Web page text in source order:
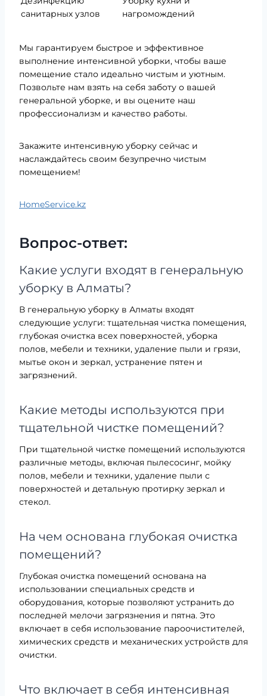
санитарных узлов
нагромождений
Мы гарантируем быстрое и эффективное
выполнение интенсивной уборки, чтобы ваше
помещение стало идеально чистым и уютным.
Позвольте нам взять на себя заботу о вашей
генеральной уборке, и вы оцените наш
профессионализм и качество работы.
Закажите интенсивную уборку сейчас и
наслаждайтесь своим безупречно чистым
помещением!
HomeService.kz
Вопрос-ответ:
Какие услуги входят в генеральную
уборку в Алматы?
В генеральную уборку в Алматы входят
следующие услуги: тщательная чистка помещения,
глубокая очистка всех поверхностей, уборка
полов, мебели и техники, удаление пыли и грязи,
мытье окон и зеркал, устранение пятен и
загрязнений.
Какие методы используются при
тщательной чистке помещений?
При тщательной чистке помещений используются
различные методы, включая пылесосинг, мойку
полов, мебели и техники, удаление пыли с
поверхностей и детальную протирку зеркал и
стекол.
На чем основана глубокая очистка
помещений?
Глубокая очистка помещений основана на
использовании специальных средств и
оборудования, которые позволяют устранить до
последней мелочи загрязнения и пятна. Это
включает в себя использование пароочистителей,
химических средств и механических устройств для
очистки.
Что включает в себя интенсивная